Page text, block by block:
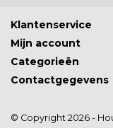
Klantenservice
Mijn account
Categorieën
Contactgegevens
© Copyright 2026 -